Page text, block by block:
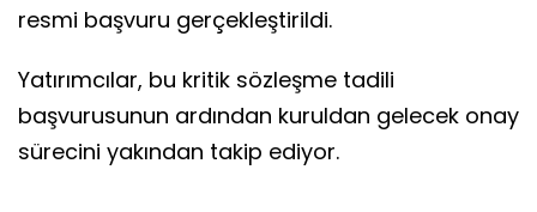
resmi başvuru gerçekleştirildi.
Yatırımcılar, bu kritik sözleşme tadili
başvurusunun ardından kuruldan gelecek onay
sürecini yakından takip ediyor.